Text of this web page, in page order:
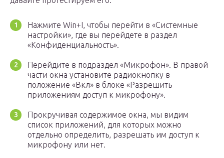
Нажмите Win+I, чтобы перейти в «Системные
настройки», где вы перейдете в раздел
«Конфиденциальность».
Перейдите в подраздел «Микрофон». В правой
части окна установите радиокнопку в
положение «Вкл» в блоке «Разрешить
приложениям доступ к микрофону».
Прокручивая содержимое окна, мы видим
список приложений, для которых можно
отдельно определить, разрешать им доступ к
микрофону или нет.